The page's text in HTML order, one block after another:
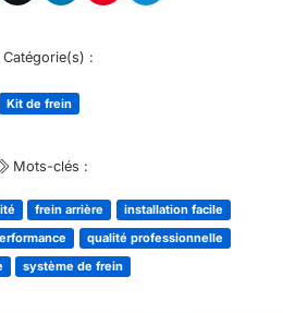
Catégorie(s) :
Kit de frein
Mots-clés :
frein arrière
installation facile
qualité professionnelle
système de frein